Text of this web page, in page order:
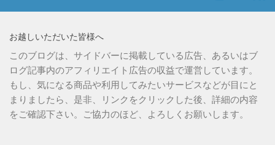
お越しいただいた皆様へ
このブログは、サイドバーに掲載している広告、あるいはブ
ログ記事内のアフィリエイト広告の収益で運営しています。
もし、気になる商品や利用してみたいサービスなどが目にと
まりましたら、是非、リンクをクリックした後、詳細の内容
をご確認下さい。ご協力のほど、よろしくお願いします。